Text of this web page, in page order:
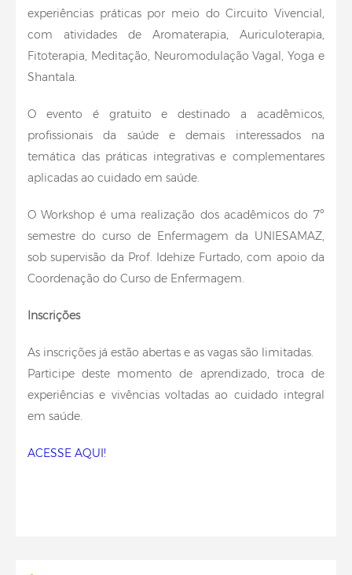
experiências práticas por meio do Circuito Vivencial,
com atividades de Aromaterapia, Auriculoterapia,
Fitoterapia, Meditação, Neuromodulação Vagal, Yoga e
Shantala.
O evento é gratuito e destinado a acadêmicos,
profissionais da saúde e demais interessados na
temática das práticas integrativas e complementares
aplicadas ao cuidado em saúde.
O Workshop é uma realização dos acadêmicos do 7º
semestre do curso de Enfermagem da UNIESAMAZ,
sob supervisão da Prof. Idehize Furtado, com apoio da
Coordenação do Curso de Enfermagem.
Inscrições
As inscrições já estão abertas e as vagas são limitadas.
Participe deste momento de aprendizado, troca de
experiências e vivências voltadas ao cuidado integral
em saúde.
ACESSE AQUI!